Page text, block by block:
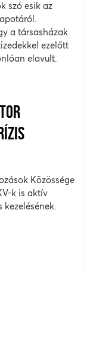
szó esik az
a társasházak
ezelőtt
elavult.
Közössége
k is aktív
kezelésének.